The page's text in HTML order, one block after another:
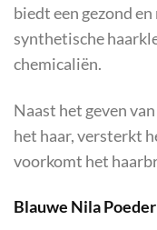
biedt een gezond
synthetische
chemicaliën.
Naast het geven
het haar, versterkt
voorkomt het
Blauwe Nila